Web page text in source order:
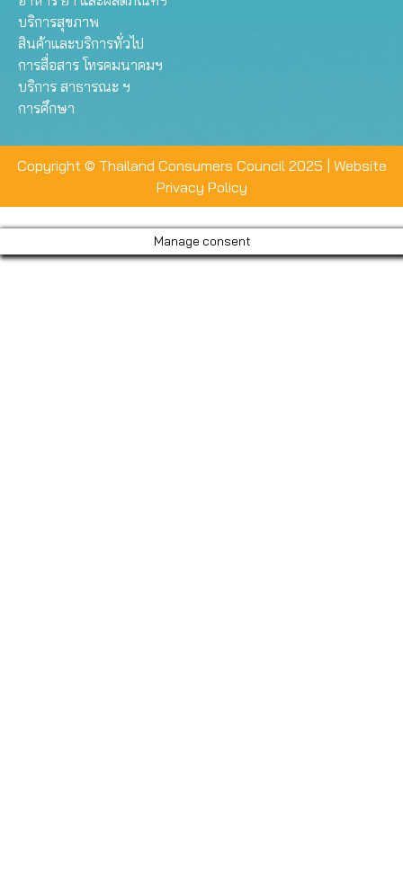
บริการสุขภาพ
สินค้าและบริการทั่วไป
การสื่อสาร โทรคมนาคมฯ
บริการ สาธารณะ ฯ
การศึกษา
Copyright © Thailand Consumers Council 2025 | Website
Privacy Policy
Manage consent